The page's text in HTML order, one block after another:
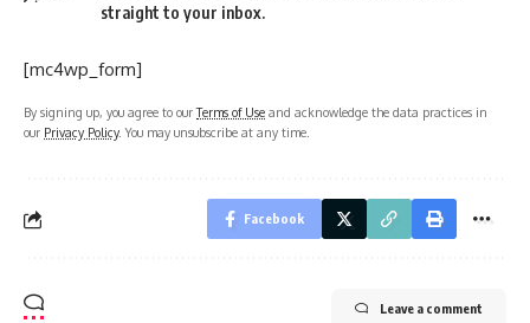
straight to your inbox.
[mc4wp_form]
By signing up, you agree to ourTerms of Use and acknowledge the data practices in
our Privacy Policy. You may unsubscribe at any time.
Facebook
Leave a comment